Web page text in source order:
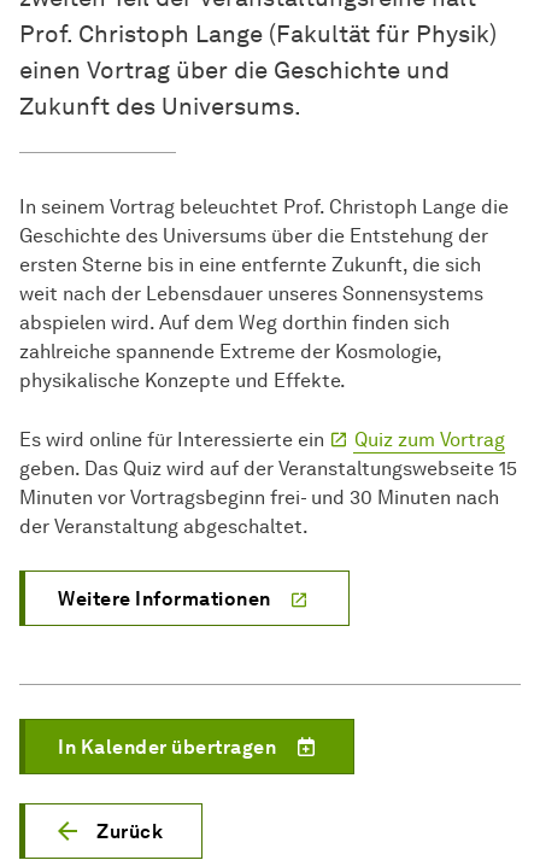
Prof. Christoph Lange (Fakultät für Physik)
einen Vortrag über die Geschichte und
Zukunft des Universums.
In seinem Vortrag beleuchtet Prof. Christoph Lange die
Geschichte des Universums über die Entstehung der
ersten Sterne bis in eine entfernte Zukunft, die sich
weit nach der Lebensdauer unseres Sonnensystems
abspielen wird. Auf dem Weg dorthin finden sich
zahlreiche spannende Extreme der Kosmologie,
physikalische Konzepte und Effekte.
Es wird online für Interessierte ein
Quiz zum Vortrag
geben. Das Quiz wird auf der Veranstaltungswebseite 15
Minuten vor Vor­trags­be­ginn frei- und 30 Minuten nach
der Ver­an­stal­tung abgeschaltet.
Weitere Informationen
Zurück
In Kalender übertragen